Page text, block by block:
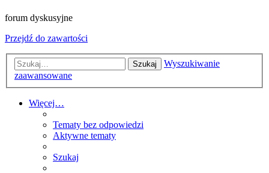
forum dyskusyjne
Przejdź do zawartości
Szukaj
Wyszukiwanie
zaawansowane
Więcej…
Tematy bez odpowiedzi
Aktywne tematy
Szukaj